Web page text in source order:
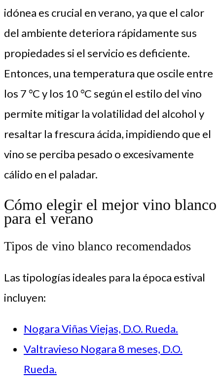
idónea es crucial en verano, ya que el calor
del ambiente deteriora rápidamente sus
propiedades si el servicio es deficiente.
Entonces, una temperatura que oscile entre
los 7 °C y los 10 °C según el estilo del vino
permite mitigar la volatilidad del alcohol y
resaltar la frescura ácida, impidiendo que el
vino se perciba pesado o excesivamente
cálido en el paladar.
Cómo elegir el mejor vino blanco
para el verano
Tipos de vino blanco recomendados
Las tipologías ideales para la época estival
incluyen:
Nogara Viñas Viejas, D.O. Rueda.
Valtravieso Nogara 8 meses, D.O.
Rueda.